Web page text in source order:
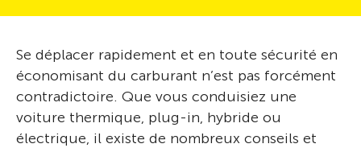
Se déplacer rapidement et en toute sécurité en
économisant du carburant n’est pas forcément
contradictoire. Que vous conduisiez une
voiture thermique, plug-in, hybride ou
électrique, il existe de nombreux conseils et